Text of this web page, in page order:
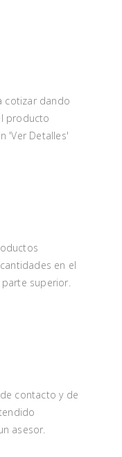
cotizar dando
producto
'Ver Detalles'
en el
parte superior.
contacto y de
asesor.